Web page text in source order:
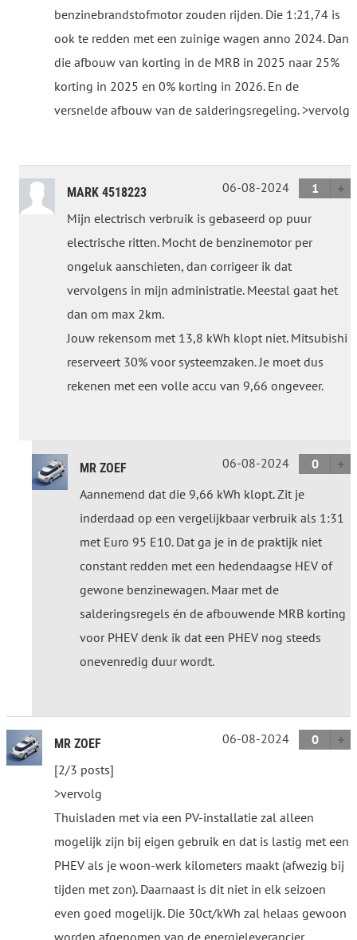
benzinebrandstofmotor zouden rijden. Die 1:21,74 is
ook te redden met een zuinige wagen anno 2024. Dan
die afbouw van korting in de MRB in 2025 naar 25%
korting in 2025 en 0% korting in 2026. En de
versnelde afbouw van de salderingsregeling. >vervolg
MARK 4518223 06-08-2024
1
Mijn electrisch verbruik is gebaseerd op puur
electrische ritten. Mocht de benzinemotor per
ongeluk aanschieten, dan corrigeer ik dat
vervolgens in mijn administratie. Meestal gaat het
dan om max 2km.
Jouw rekensom met 13,8 kWh klopt niet. Mitsubishi
reserveert 30% voor systeemzaken. Je moet dus
rekenen met een volle accu van 9,66 ongeveer.
MR ZOEF 06-08-2024
0
Aannemend dat die 9,66 kWh klopt. Zit je
inderdaad op een vergelijkbaar verbruik als 1:31
met Euro 95 E10. Dat ga je in de praktijk niet
constant redden met een hedendaagse HEV of
gewone benzinewagen. Maar met de
salderingsregels én de afbouwende MRB korting
voor PHEV denk ik dat een PHEV nog steeds
onevenredig duur wordt.
MR ZOEF 06-08-2024
0
[2/3 posts]
>vervolg
Thuisladen met via een PV-installatie zal alleen
mogelijk zijn bij eigen gebruik en dat is lastig met een
PHEV als je woon-werk kilometers maakt (afwezig bij
tijden met zon). Daarnaast is dit niet in elk seizoen
even goed mogelijk. Die 30ct/kWh zal helaas gewoon